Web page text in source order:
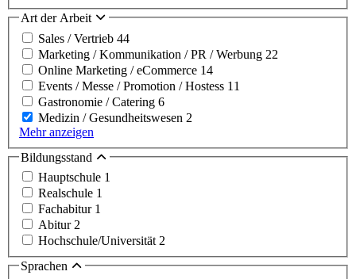
Art der Arbeit
Sales / Vertrieb 44
Marketing / Kommunikation / PR / Werbung 22
Online Marketing / eCommerce 14
Events / Messe / Promotion / Hostess 11
Gastronomie / Catering 6
Medizin / Gesundheitswesen 2
Mehr anzeigen
Bildungsstand
Hauptschule 1
Realschule 1
Fachabitur 1
Abitur2
Hochschule/Universität2
Sprachen